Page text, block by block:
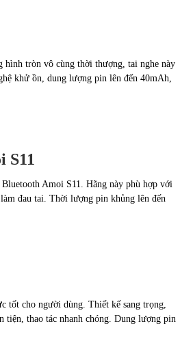
hình tròn vô cùng thời thượng, tai nghe này
khử ồn, dung lượng pin lên đến 40mAh,
S11
Amoi S11. Hãng này phù hợp với
đau tai. Thời lượng pin khủng lên đến
tốt cho người dùng. Thiết kế sang trọng,
tiện, thao tác nhanh chóng. Dung lượng pin